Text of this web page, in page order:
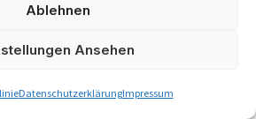
Ablehnen
Ansehen
DatenschutzerklärungImpressum